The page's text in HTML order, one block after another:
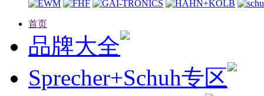
首页
品牌大全
Sprecher+Schuh专区